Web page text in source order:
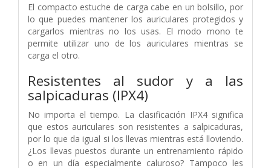
El compacto estuche de carga cabe en un bolsillo, por
lo que puedes mantener los auriculares protegidos y
cargarlos mientras no los usas. El modo mono te
permite utilizar uno de los auriculares mientras se
carga el otro.
Resistentes al sudor y a las
salpicaduras (IPX4)
No importa el tiempo. La clasificación IPX4 significa
que estos auriculares son resistentes a salpicaduras,
por lo que da igual si los llevas mientras está lloviendo.
¿Los llevas puestos durante un entrenamiento rápido
o en un día especialmente caluroso? Tampoco les